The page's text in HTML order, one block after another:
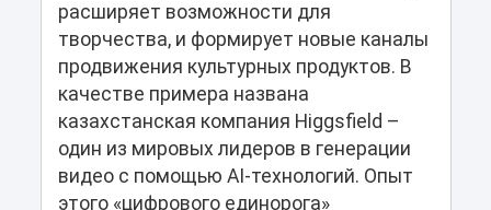
расширяет возможности для
творчества, и формирует новые каналы
продвижения культурных продуктов. В
качестве примера названа
казахстанская компания Higgsfield –
один из мировых лидеров в генерации
видео с помощью AI-технологий. Опыт
этого «цифрового единорога»